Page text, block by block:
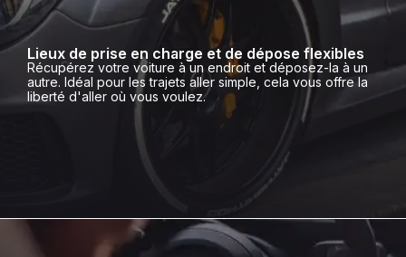
Lieux de prise en charge et de dépose flexibles
Récupérez votre voiture à un endroit et déposez-la à un
autre. Idéal pour les trajets aller simple, cela vous offre la
liberté d'aller où vous voulez.